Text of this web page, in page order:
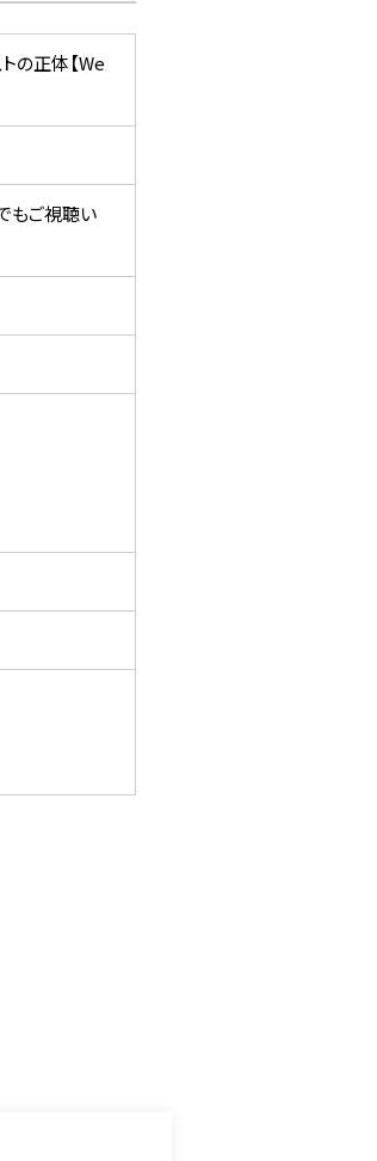
の正体【We
もご視聴い